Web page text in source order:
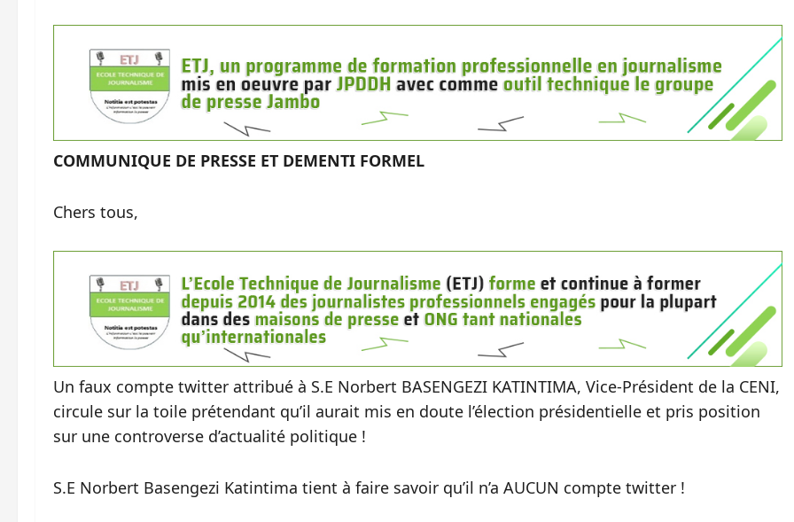
COMMUNIQUE DE PRESSE ET DEMENTI FORMEL
Chers tous,
Un faux compte twitter attribué à S.E Norbert BASENGEZI KATINTIMA, Vice-Président de la CENI,
circule sur la toile prétendant qu’il aurait mis en doute l’élection présidentielle et pris position
sur une controverse d’actualité politique !
S.E Norbert Basengezi Katintima tient à faire savoir qu’il n’a AUCUN compte twitter !